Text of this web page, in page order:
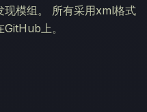
模组。 所有采用xml格式
上。